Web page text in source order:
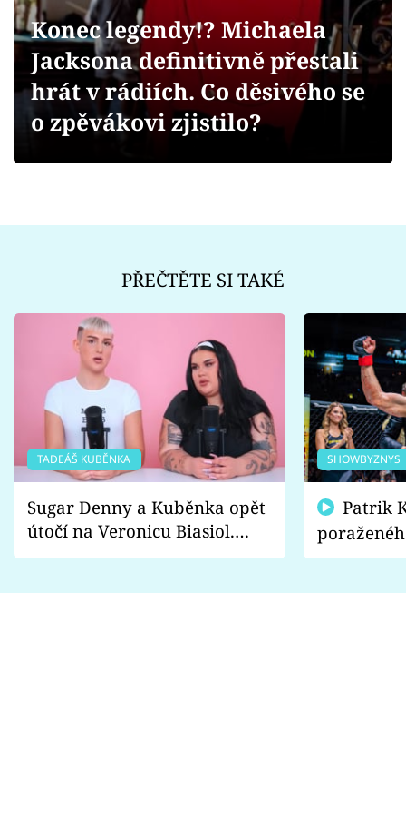
Videa
Sledujte prima+
Konec legendy!? Michaela
Jacksona definitivně přestali
hrát v rádiích. Co děsivého se
o zpěvákovi zjistilo?
PŘEČTĚTE SI TAKÉ
TADEÁŠ KUBĚNKA
Sugar Denny a Kuběnka opět
útočí na Veronicu Biasiol.
Proč je podle nich falešná a
SHOWBYZNYS
fanoušci